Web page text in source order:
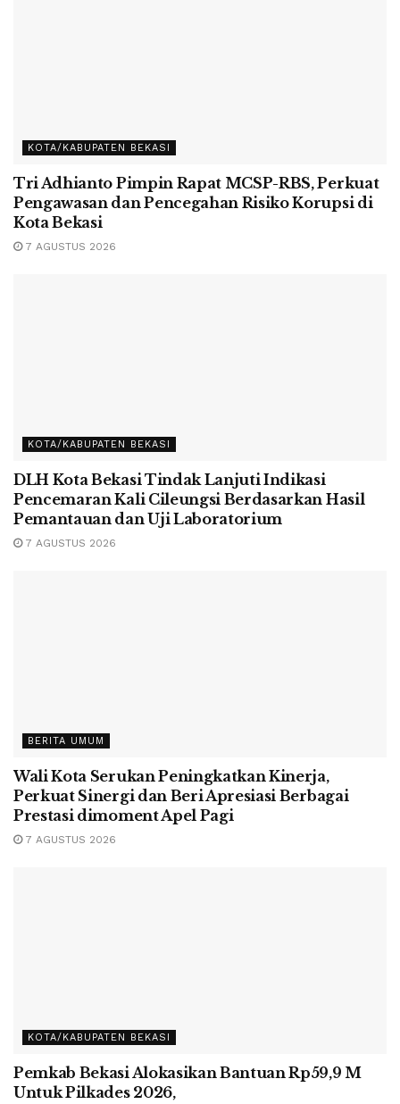
KOTA/KABUPATEN BEKASI
Tri Adhianto Pimpin Rapat MCSP-RBS, Perkuat
Pengawasan dan Pencegahan Risiko Korupsi di
Kota Bekasi
7 AGUSTUS 2026
KOTA/KABUPATEN BEKASI
DLH Kota Bekasi Tindak Lanjuti Indikasi
Pencemaran Kali Cileungsi Berdasarkan Hasil
Pemantauan dan Uji Laboratorium
7 AGUSTUS 2026
BERITA UMUM
Wali Kota Serukan Peningkatkan Kinerja,
Perkuat Sinergi dan Beri Apresiasi Berbagai
Prestasi dimoment Apel Pagi
7 AGUSTUS 2026
KOTA/KABUPATEN BEKASI
Pemkab Bekasi Alokasikan Bantuan Rp59,9 M
Untuk Pilkades 2026,